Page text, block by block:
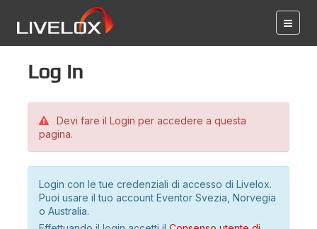
Log in
Devi fare il Login per accedere a questa
pagina.
Login con le tue credenziali di accesso di Livelox.
Puoi usare il tuo account Eventor Svezia, Norvegia
o Australia.